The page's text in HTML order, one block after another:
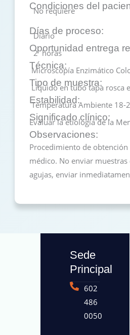
Condiciones del
No requiere
Días de proceso:
Diario
Oportunidad entrega
2 horas
Técnica:
Microscopía Enzimático
Tipo de muestra:
Líquido en tubo tapa rosca
Estabilidad:
Temperatura Ambiente 18-
Significado clínico:
Evaluar la etiología de la
Observaciones:
Procedimiento de
médico. No enviar muestras
agujas, enviar
Sede
Principal
602
486
0050